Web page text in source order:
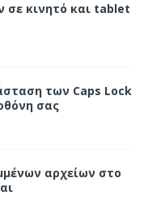
κινητό και tablet
των Caps Lock
σας
αρχείων στο